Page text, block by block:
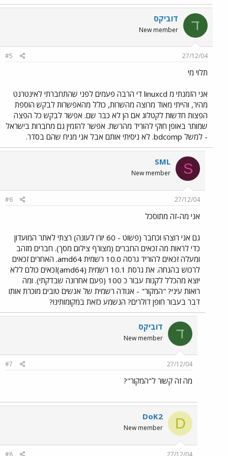
ד דוביקס
New member
27/12/04
#5
תלוי מי
אני הזמנתי מ linuxcd די הרבה פעמים לפני שהתחברתי לאינטרנט
מהיר, והייתי מאוד מרוצה מהשרות, כולל מהאפשרות לבקש הוספת
הפצות חדשות לקטלוג אם הן לא כבר שם. אפשר לבקש כל הפצה
שמותר באופן חוקי להוריד מהרשת. אפשר להזמין גם מחברות בישראל
- למשל bdcomp. לא ניסיתי אותם אבל אני מניח שהם בסדר.
S
SML
New member
27/12/04
#6
אני מה-זה מתוסכל
גם אני רוצה! וכחבר (פשוט - 60 יורו לעונה) רצתי לאתר המועדון
כדי לראות מה זכאים החברים (מצורף צילום מסך). חברים מזהב
ומעלה זכאים להוריד גרסה 10.0 רשמית amd64. האחרים זכאים
לרכוש בהנחה. את גרסת 10.1 רשמית (amd64)זכאים כולם ללא
יוצא מהכלל לקנות עבור כ 100 (פעם אחרונה שבדקתי). ומה
רואות עיני? "המקור" - אגודה רשמית של אנשים טובים מוכרת אותו
דבר בעבור חופן דולרים? הנשמע כזאת במקומותינו?
ד דוביקס
New member
27/12/04
#7
מה זה קשור ל"המקור"?
D
DoK2
New member
27/12/04
#8